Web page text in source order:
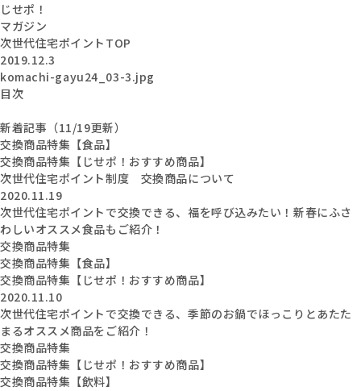
じせポ！
マガジン
次世代住宅ポイントTOP
2019.12.3
komachi-gayu24_03-3.jpg
目次
新着記事（11/19更新）
交換商品特集【食品】
交換商品特集【じせポ！おすすめ商品】
次世代住宅ポイント制度 交換商品について
2020.11.19
次世代住宅ポイントで交換できる、福を呼び込みたい！新春にふさ
わしいオススメ食品もご紹介！
交換商品特集
交換商品特集【食品】
交換商品特集【じせポ！おすすめ商品】
2020.11.10
次世代住宅ポイントで交換できる、季節のお鍋でほっこりとあたた
まるオススメ商品をご紹介！
交換商品特集
交換商品特集【じせポ！おすすめ商品】
交換商品特集【飲料】